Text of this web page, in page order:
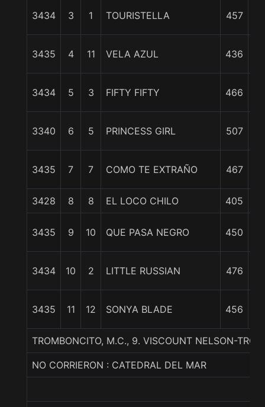
3434 3 1 TOURISTELLA 457
3435 4 11 VELA AZUL 436
3434 5 3 FIFTY FIFTY 466
3340 6 5 PRINCESS GIRL 507
3435 7 7 COMO TE EXTRAÑO 467
3428 8 8 EL LOCO CHILO 405
3435 9 10 QUE PASA NEGRO 450
3434 10 2 LITTLE RUSSIAN 476
3435 11 12 SONYA BLADE 456
TROMBONCITO, M.C., 9. VISCOUNT NELSON-
NO CORRIERON : CATEDRAL DEL MAR